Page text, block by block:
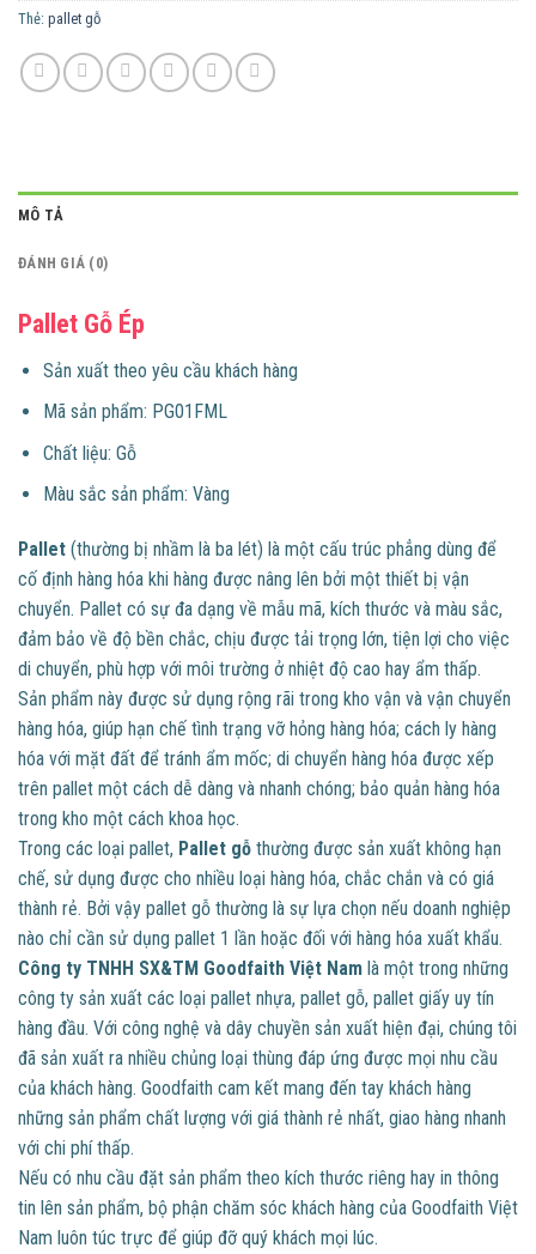
Thẻ: pallet gỗ
MÔ TẢ
ĐÁNH GIÁ (0)
Pallet Gỗ Ép
​​Sản xuất theo yêu cầu khách hàng
Mã sản phẩm: PG01FML
Chất liệu: Gỗ
Màu sắc sản phẩm: Vàng
Pallet (thường bị nhầm là ba lét) là một cấu trúc phẳng dùng để
cố định hàng hóa khi hàng được nâng lên bởi một thiết bị vận
chuyển. Pallet có sự đa dạng về mẫu mã, kích thước và màu sắc,
đảm bảo về độ bền chắc, chịu được tải trọng lớn, tiện lợi cho việc
di chuyển, phù hợp với môi trường ở nhiệt độ cao hay ẩm thấp.
Sản phẩm này được sử dụng rộng rãi trong kho vận và vận chuyển
hàng hóa, giúp hạn chế tình trạng vỡ hỏng hàng hóa; cách ly hàng
hóa với mặt đất để tránh ẩm mốc; di chuyển hàng hóa được xếp
trên pallet một cách dễ dàng và nhanh chóng; bảo quản hàng hóa
trong kho một cách khoa học.
Trong các loại pallet, Pallet gỗ thường được sản xuất không hạn
chế, sử dụng được cho nhiều loại hàng hóa, chắc chắn và có giá
thành rẻ. Bởi vậy pallet gỗ thường là sự lựa chọn nếu doanh nghiệp
nào chỉ cần sử dụng pallet 1 lần hoặc đối với hàng hóa xuất khẩu.
Công ty TNHH SX&TM Goodfaith Việt Nam là một trong những
công ty sản xuất các loại pallet nhựa, pallet gỗ, pallet giấy uy tín
hàng đầu. Với công nghệ và dây chuyền sản xuất hiện đại, chúng tôi
đã sản xuất ra nhiều chủng loại thùng đáp ứng được mọi nhu cầu
của khách hàng. Goodfaith cam kết mang đến tay khách hàng
những sản phẩm chất lượng với giá thành rẻ nhất, giao hàng nhanh
với chi phí thấp.
Nếu có nhu cầu đặt sản phẩm theo kích thước riêng hay in thông
tin lên sản phẩm, bộ phận chăm sóc khách hàng của Goodfaith Việt
Nam luôn túc trực để giúp đỡ quý khách mọi lúc.